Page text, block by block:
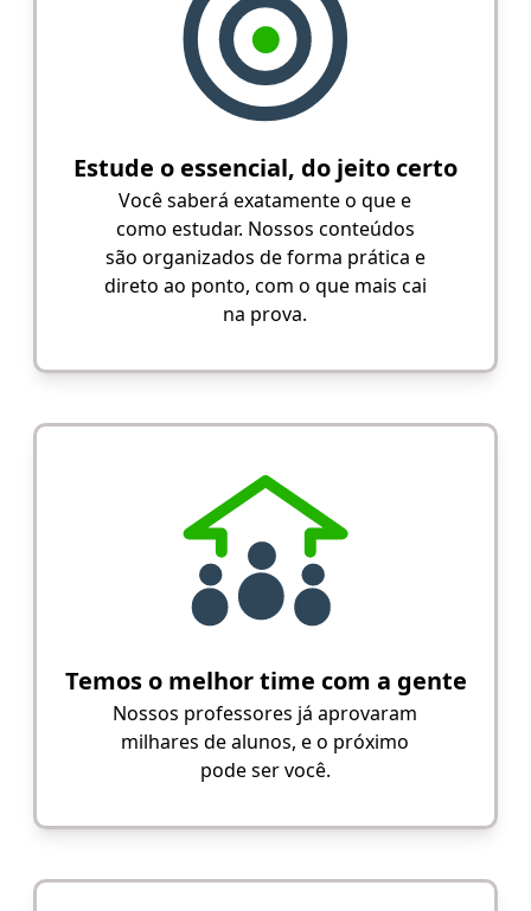
Estude o essencial, do jeito certo
Você saberá exatamente o que e
como estudar. Nossos conteúdos
são organizados de forma prática e
direto ao ponto, com o que mais cai
na prova.
Temos o melhor time com a gente
Nossos professores já aprovaram
milhares de alunos, e o próximo
pode ser você.